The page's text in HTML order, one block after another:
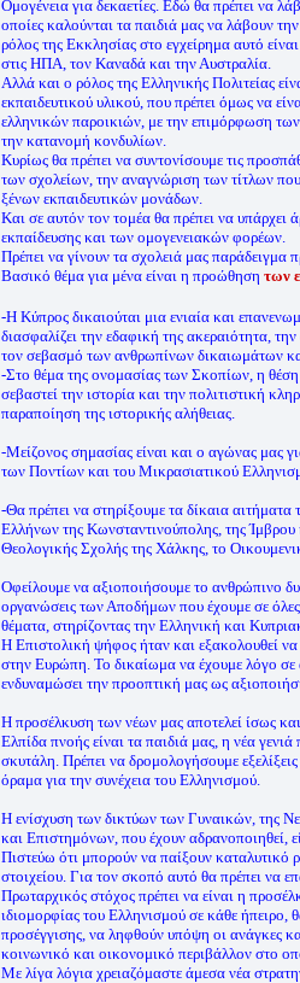
Ομογένεια για δεκαετίες. Εδώ θα πρέπει να
οποίες καλούνται τα παιδιά μας να λάβουν
ρόλος της Εκκλησίας στο εγχείρημα αυτό
στις ΗΠΑ, τον Καναδά και την Αυστραλία.
Αλλά και ο ρόλος της Ελληνικής Πολιτείας
εκπαιδευτικού υλικού, που πρέπει όμως να
ελληνικών παροικιών, με την επιμόρφωση
την κατανομή κονδυλίων.
Κυρίως θα πρέπει να συντονίσουμε τις
των σχολείων, την αναγνώριση των τίτλων
ξένων εκπαιδευτικών μονάδων.
Και σε αυτόν τον τομέα θα πρέπει να υπάρχει
εκπαίδευσης και των ομογενειακών φορέων.
Πρέπει να γίνουν τα σχολειά μας παράδειγμα
Βασικό θέμα για μένα είναι η προώθηση των
-Η Κύπρος δικαιούται μια ενιαία και
διασφαλίζει την εδαφική της ακεραιότητα,
τον σεβασμό των ανθρωπίνων δικαιωμάτων
-Στο θέμα της ονομασίας των Σκοπίων, η
σεβαστεί την ιστορία και την πολιτιστική
παραποίηση της ιστορικής αλήθειας.
-Μείζονος σημασίας είναι και ο αγώνας μας
των Ποντίων και του Μικρασιατικού
-Θα πρέπει να στηρίξουμε τα δίκαια
Ελλήνων της Κωνσταντινούπολης, της Ίμβρου
Θεολογικής Σχολής της Χάλκης, το
Οφείλουμε να αξιοποιήσουμε το ανθρώπινο
οργανώσεις των Αποδήμων που έχουμε σε
θέματα, στηρίζοντας την Ελληνική και
Η Επιστολική ψήφος ήταν και εξακολουθεί
στην Ευρώπη. Το δικαίωμα να έχουμε λόγο
ενδυναμώσει την προοπτική μας ως
Η προσέλκυση των νέων μας αποτελεί ίσως
Ελπίδα πνοής είναι τα παιδιά μας, η νέα
σκυτάλη. Πρέπει να δρομολογήσουμε
όραμα για την συνέχεια του Ελληνισμού.
Η ενίσχυση των δικτύων των Γυναικών, της
και Επιστημόνων, που έχουν αδρανοποιηθεί,
Πιστεύω ότι μπορούν να παίξουν καταλυτικό
στοιχείου. Για τον σκοπό αυτό θα πρέπει να
Πρωταρχικός στόχος πρέπει να είναι η
ιδιομορφίας του Ελληνισμού σε κάθε ήπειρο,
προσέγγισης, να ληφθούν υπόψη οι ανάγκες
κοινωνικό και οικονομικό περιβάλλον στο
Με λίγα λόγια χρειαζόμαστε άμεσα νέα